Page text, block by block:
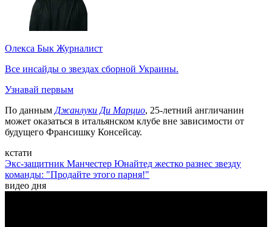
Олекса Бык Журналист
Все инсайды о звездах сборной Украины.
Узнавай первым
По данным Джанлуки Ди Марцио, 25-летний англичанин
может оказаться в итальянском клубе вне зависимости от
будущего Франсишку Консейсау.
кстати
Экс-защитник Манчестер Юнайтед жестко разнес звезду
команды: "Продайте этого парня!"
видео дня